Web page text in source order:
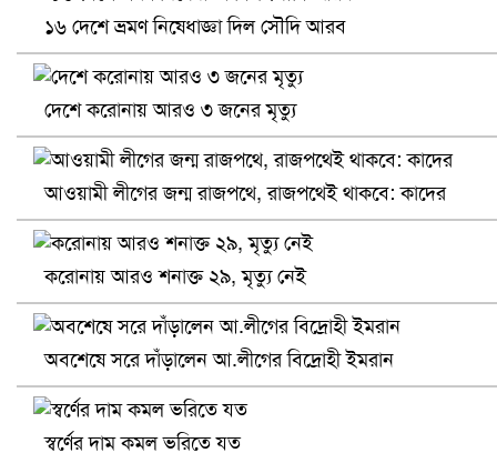
খুলনায় বিএনপি অফিসে গুলি-বোমা হামলা, নিহত ১
প্রোটিয়াদের হারিয়ে বিশ্বকাপের শিরোপা ঘরে তুলল ভারত
১৬ দেশে ভ্রমণ নিষেধাজ্ঞা দিল সৌদি আরব
দেশে করোনায় আরও ৩ জনের মৃত্যু
আওয়ামী লীগের জন্ম রাজপথে, রাজপথেই থাকবে: কাদের
করোনায় আরও শনাক্ত ২৯, মৃত্যু নেই
অবশেষে সরে দাঁড়ালেন আ.লীগের বিদ্রোহী ইমরান
স্বর্ণের দাম কমল ভরিতে যত